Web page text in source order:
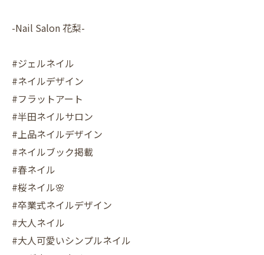
-Nail Salon 花梨-
#ジェルネイル
#ネイルデザイン
#フラットアート
#半田ネイルサロン
#上品ネイルデザイン
#ネイルブック掲載
#春ネイル
#桜ネイル🌸
#卒業式ネイルデザイン
#大人ネイル
#大人可愛いシンプルネイル